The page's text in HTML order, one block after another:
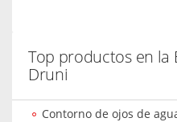
Top productos en la
Druni
Contorno de ojos de